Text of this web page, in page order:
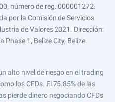
número de reg. 000001272.
por la Comisión de Servicios
de Valores 2021. Dirección:
Phase 1, Belize City, Belize.
alto nivel de riesgo en el trading
los CFDs. El 75.85% de las
pierde dinero negociando CFDs